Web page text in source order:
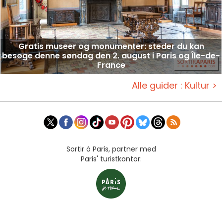
Gratis museer og monumenter: steder du kan
besøge denne søndag den 2. august i Paris og Île-de-
France
Alle guider : Kultur >
Sortir à Paris, partner med
Paris' turistkontor: